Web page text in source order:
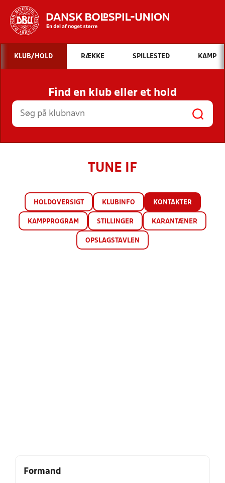
Hvad vil du søge efter?
INDHOLD OG NYHEDER
STILLINGER, RESULTATER, KLUBBER OG
HOLD
KLUB/HOLD RÆKKE SPILLESTED KAMP
Find en klub eller et hold
TUNE IF
HOLDOVERSIGT KLUBINFO KONTAKTER
KAMPPROGRAM STILLINGER KARANTÆNER
OPSLAGSTAVLEN
Formand